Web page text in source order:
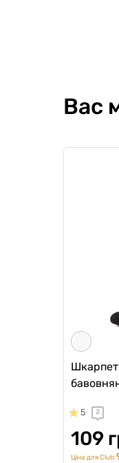
no fly,
Вас
5 2
109
Ціна для Club: